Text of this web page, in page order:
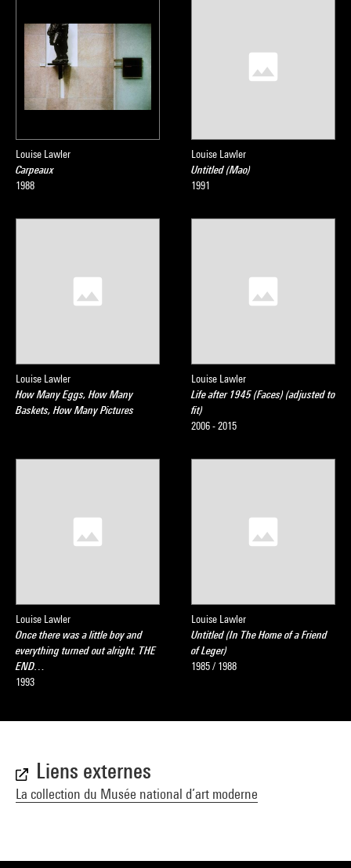
Louise Lawler
Carpeaux
1988
Louise Lawler
Untitled (Mao)
1991
Louise Lawler
How Many Eggs, How Many
Baskets, How Many Pictures
Louise Lawler
Life after 1945 (Faces) (adjusted to
fit)
2006 - 2015
Louise Lawler
Once there was a little boy and
everything turned out alright. THE
END…
1993
Louise Lawler
Untitled (In The Home of a Friend
of Leger)
1985 / 1988
Liens externes
La collection du Musée national d’art moderne